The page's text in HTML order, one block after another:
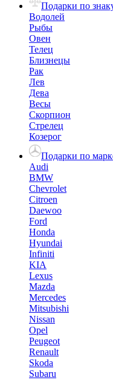
Подарки по
Водолей
Рыбы
Овен
Телец
Близнецы
Рак
Лев
Дева
Весы
Скорпион
Стрелец
Козерог
Подарки по
Audi
BMW
Chevrolet
Citroen
Daewoo
Ford
Honda
Hyundai
Infiniti
KIA
Lexus
Mazda
Mercedes
Mitsubishi
Nissan
Opel
Peugeot
Renault
Skoda
Subaru